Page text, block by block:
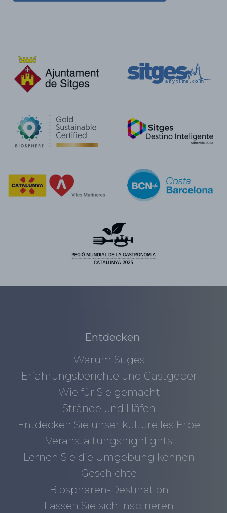
Entdecken
Warum Sitges
Erfahrungsberichte und Gastgeber
Wie für Sie gemacht
Strände und Häfen
Entdecken Sie unser kulturelles Erbe
Veranstaltungshighlights
Lernen Sie die Umgebung kennen
Geschichte
Biosphären-Destination
Lassen Sie sich inspirieren